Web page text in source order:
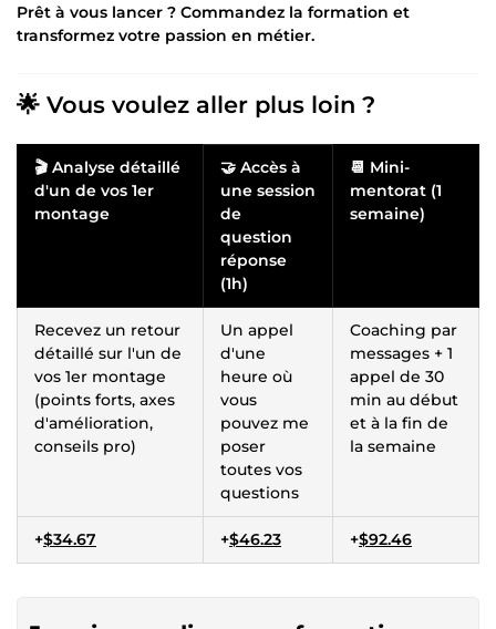
Prêt à vous lancer ? Commandez la formation et
transformez votre passion en métier.
🌟 Vous voulez aller plus loin ?
🎬 Analyse détaillé
d'un de vos 1er
montage
🤝 Accès à
une session
de
question
réponse
(1h)
📆 Mini-
mentorat (1
semaine)
Recevez un retour
détaillé sur l'un de
vos 1er montage
(points forts, axes
d'amélioration,
conseils pro)
Un appel
d'une
heure où
vous
pouvez me
poser
toutes vos
questions
Coaching par
messages + 1
appel de 30
min au début
et à la fin de
la semaine
+$34.67 +$46.23 +$92.46